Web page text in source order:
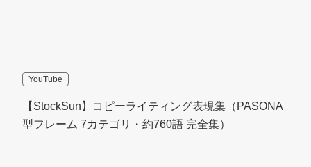
YouTube
【StockSun】コピーライティング表現集（PASONA
型フレーム 7カテゴリ・約760語 完全集）